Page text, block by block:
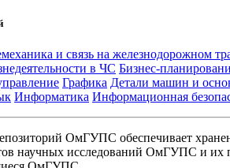
и связь на железнодорожном
в ЧС Бизнес-
Графика Детали машин и
Информатика Информационная
ОмГУПС обеспечивает
научных исследований ОмГУПС и их